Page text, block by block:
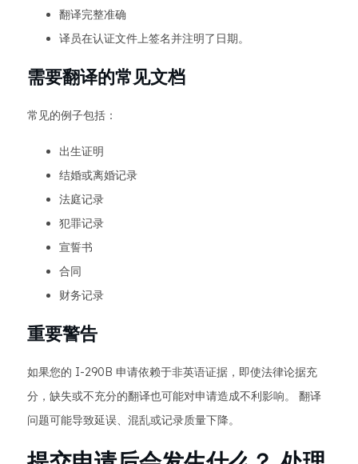
翻译完整准确
译员在认证文件上签名并注明了日期。
需要翻译的常见文档
常见的例子包括：
出生证明
结婚或离婚记录
法庭记录
犯罪记录
宣誓书
合同
财务记录
重要警告
如果您的 I-290B 申请依赖于非英语证据，即使法律论据充
分，缺失或不充分的翻译也可能对申请造成不利影响。 翻译
问题可能导致延误、混乱或记录质量下降。